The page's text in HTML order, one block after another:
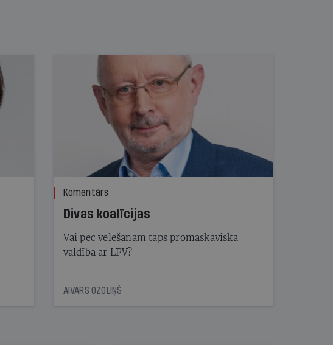
Komentārs
Divas koalīcijas
Vai pēc vēlēšanām taps promaskaviska
valdība ar LPV?
AIVARS OZOLIŅŠ